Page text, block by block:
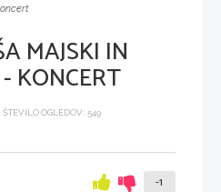
MAJSKI IN
KONCERT
ŠTEVILO OGLEDOV: 549
prikaži meni -1